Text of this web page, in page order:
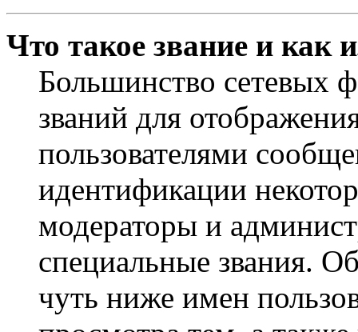
Что такое звание и как
Большинство сетевых
званий для
пользователями
идентификации
модераторы и
специальные звания.
чуть ниже имен